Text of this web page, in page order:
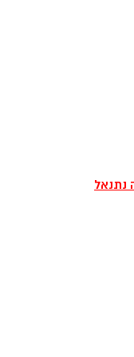
רואה
של גבי”,
בהשתתפות
הזמרת גלית פחימה
נתנאל